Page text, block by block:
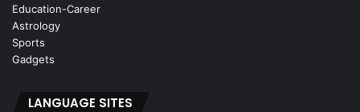
Education-Career
Astrology
Sports
Gadgets
LANGUAGE SITES